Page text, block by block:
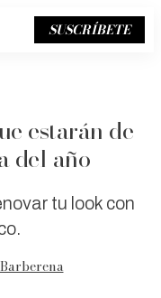
SUSCRÍBETE
estarán de
del año
tu look con